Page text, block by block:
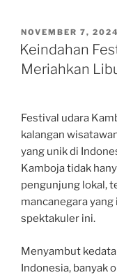
POSTED
ON
NOVEMBER 7, 2024
Keindahan
Meriahkan
Festival udara
kalangan
yang unik di
Kamboja tidak
pengunjung lokal,
mancanegara
spektakuler ini.
Menyambut
Indonesia, banyak